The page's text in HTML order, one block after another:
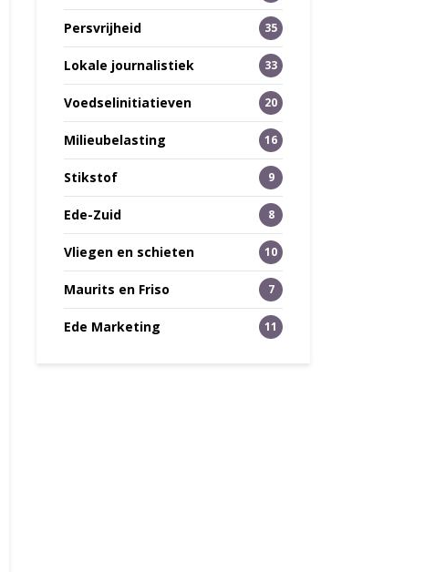
Persvrijheid 35
Lokale journalistiek 33
Voedselinitiatieven 20
Milieubelasting 16
Stikstof 9
Ede-Zuid 8
Vliegen en schieten 10
Maurits en Friso 7
Ede Marketing 11